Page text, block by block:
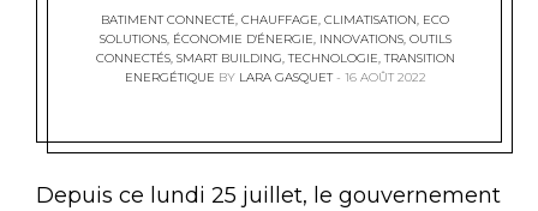
BATIMENT CONNECTÉ, CHAUFFAGE, CLIMATISATION, ECO
SOLUTIONS, ÉCONOMIE D'ÉNERGIE, INNOVATIONS, OUTILS
CONNECTÉS, SMART BUILDING,TECHNOLOGIE,TRANSITION
ENERGÉTIQUE BY LARA GASQUET 16 AOÛT 2022
Depuis ce lundi 25 juillet, le gouvernement